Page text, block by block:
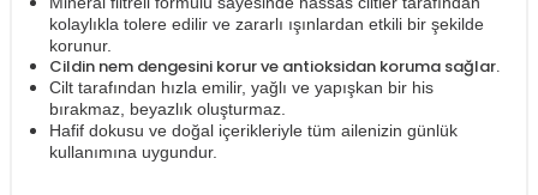
kolaylıkla tolere edilir ve zararlı ışınlardan etkili bir şekilde
korunur.
Cildin nem dengesini korur ve antioksidan koruma sağlar.
Cilt tarafından hızla emilir, yağlı ve yapışkan bir his
bırakmaz, beyazlık oluşturmaz.
Hafif dokusu ve doğal içerikleriyle tüm ailenizin günlük
kullanımına uygundur.